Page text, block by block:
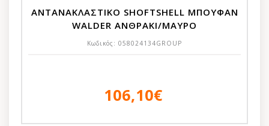
ΑΝΤΑΝΑΚΛΑΣΤΙΚΟ SHOFTSHELL ΜΠΟΥΦΑΝ
WALDER ΑΝΘΡΑΚΙ/ΜΑΥΡΟ
Κωδικός: 058024134GROUP
106,10€